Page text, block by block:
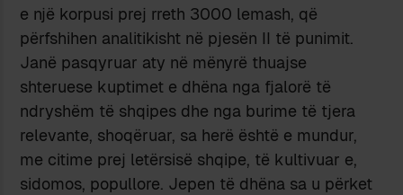
e një korpusi prej rreth 3000 lemash, që
përfshihen analitikisht në pjesën II të punimit.
Janë pasqyruar aty në mënyrë thuajse
shteruese kuptimet e dhëna nga fjalorë të
ndryshëm të shqipes dhe nga burime të tjera
relevante, shoqëruar, sa herë është e mundur,
me citime prej letërsisë shqipe, të kultivuar e,
sidomos, popullore. Jepen të dhëna sa u përket